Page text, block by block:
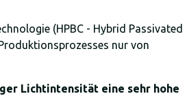
(HPBC - Hybrid Passivated
nur von
Lichtintensität eine sehr hohe